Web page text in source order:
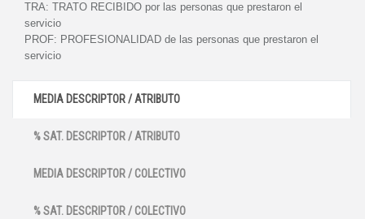
TRA: TRATO RECIBIDO por las personas que prestaron el
servicio
PROF: PROFESIONALIDAD de las personas que prestaron el
servicio
MEDIA DESCRIPTOR / ATRIBUTO
% SAT. DESCRIPTOR / ATRIBUTO
MEDIA DESCRIPTOR / COLECTIVO
% SAT. DESCRIPTOR / COLECTIVO